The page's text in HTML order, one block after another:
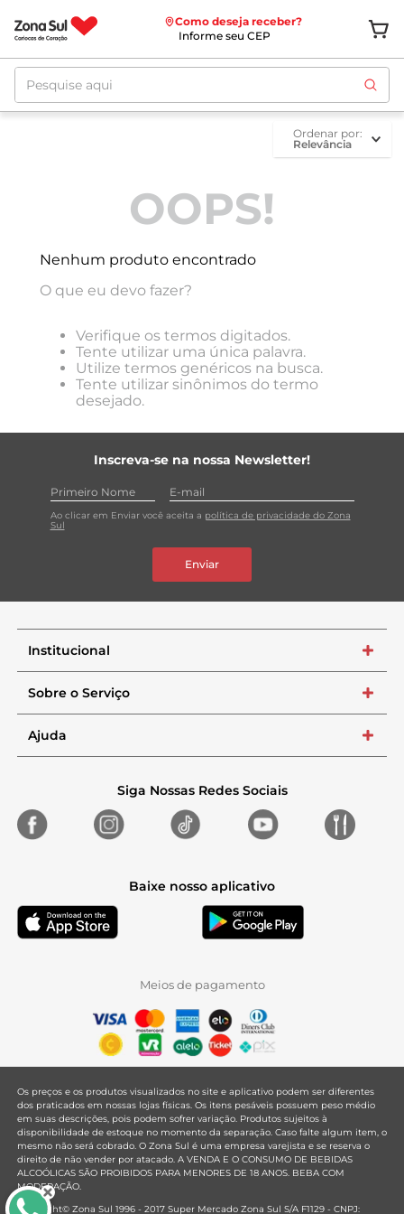
Como deseja receber?
Informe seu CEP
Pesquise aqui
ordenar por
Relevância
OOPS!
Nenhum produto encontrado
O que eu devo fazer?
Verifique os termos digitados.
Tente utilizar uma única palavra.
Utilize termos genéricos na busca.
Tente utilizar sinônimos do termo
desejado.
Inscreva-se na nossa Newsletter!
Ao clicar em Enviar você aceita a política de privacidade do Zona
Sul
Enviar
Institucional +
Sobre o Serviço +
Ajuda +
Siga Nossas Redes Sociais
Baixe nosso aplicativo
Meios de pagamento
Os preços e os produtos visualizados no site e aplicativo podem ser diferentes
dos praticados em nossas lojas físicas. Os itens pesáveis possuem peso médio
em suas descrições, pois podem sofrer variação. Produtos sujeitos à
disponibilidade de estoque no momento da separação. Caso falte algum item, o
mesmo não será cobrado. O Zona Sul é uma empresa varejista e se reserva o
direito de não vender por atacado. A VENDA E O CONSUMO DE BEBIDAS
ALCOÓLICAS SÃO PROIBIDOS PARA MENORES DE 18 ANOS. BEBA COM
MODERAÇÃO.
Copyright© Zona Sul 1996 - 2017 Super Mercado Zona Sul S/A F1129 - CNPJ: